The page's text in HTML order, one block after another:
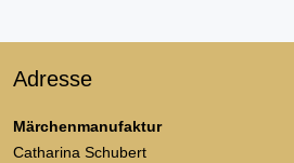
Adresse
Märchenmanufaktur
Catharina Schubert